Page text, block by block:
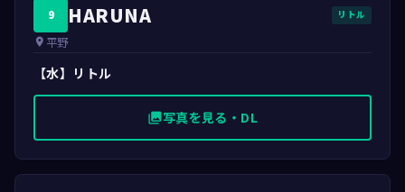
9 HARUNA リトル
place 平野
【水】リトル
photo_library写真を見る・DL